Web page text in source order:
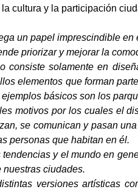
cultura y la participación
un papel imprescindible
priorizar y mejorar la
consiste solamente en
elementos que forman
básicos son los
motivos por los cuales el
se comunican y pasan
personas que habitan en él.
y el mundo en
ciudades.
versiones artísticas